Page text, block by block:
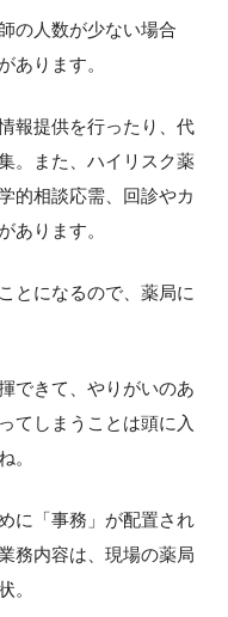
の人数が少ない場合
あります。
報提供を行ったり、代
。また、ハイリスク薬
的相談応需、回診やカ
あります。
とになるので、薬局に
できて、やりがいのあ
てしまうことは頭に入
。
に「事務」が配置され
務内容は、現場の薬局
。